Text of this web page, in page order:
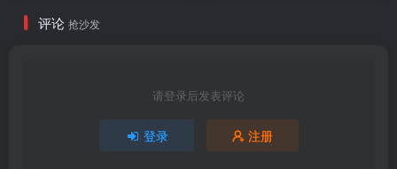
评论 抢沙发
请登录后发表评论
登录 注册